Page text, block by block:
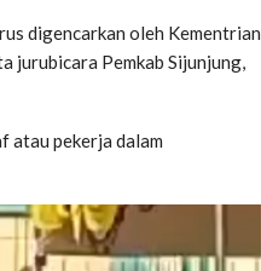
digencarkan oleh Kementrian
jurubicara Pemkab Sijunjung,
atau pekerja dalam